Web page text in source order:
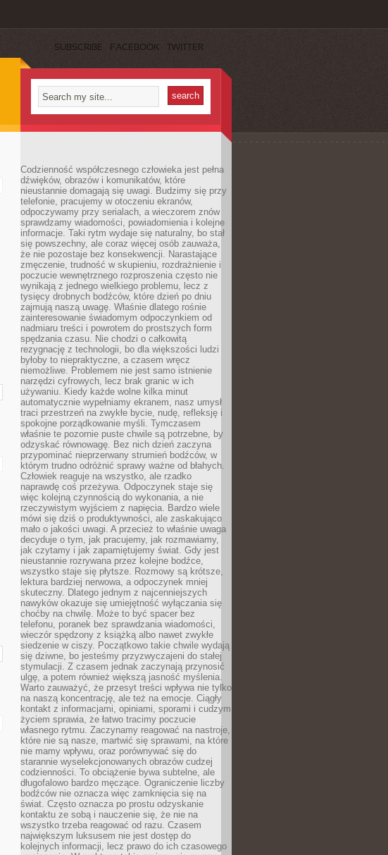
SUBSCRIBE FACEBOOK TWITTER
Codzienność współczesnego człowieka jest pełna
dźwięków, obrazów i komunikatów, które
nieustannie domagają się uwagi. Budzimy się przy
telefonie, pracujemy w otoczeniu ekranów,
odpoczywamy przy serialach, a wieczorem znów
sprawdzamy wiadomości, powiadomienia i kolejne
informacje. Taki rytm wydaje się naturalny, bo stał
się powszechny, ale coraz więcej osób zauważa,
że nie pozostaje bez konsekwencji. Narastające
zmęczenie, trudność w skupieniu, rozdrażnienie i
poczucie wewnętrznego rozproszenia często nie
wynikają z jednego wielkiego problemu, lecz z
tysięcy drobnych bodźców, które dzień po dniu
zajmują naszą uwagę. Właśnie dlatego rośnie
zainteresowanie świadomym odpoczynkiem od
nadmiaru treści i powrotem do prostszych form
spędzania czasu. Nie chodzi o całkowitą
rezygnację z technologii, bo dla większości ludzi
byłoby to niepraktyczne, a czasem wręcz
niemożliwe. Problemem nie jest samo istnienie
narzędzi cyfrowych, lecz brak granic w ich
używaniu. Kiedy każde wolne kilka minut
automatycznie wypełniamy ekranem, nasz umysł
traci przestrzeń na zwykłe bycie, nudę, refleksję i
spokojne porządkowanie myśli. Tymczasem
właśnie te pozornie puste chwile są potrzebne, by
odzyskać równowagę. Bez nich dzień zaczyna
przypominać nieprzerwany strumień bodźców, w
którym trudno odróżnić sprawy ważne od błahych.
Człowiek reaguje na wszystko, ale rzadko
naprawdę coś przeżywa. Odpoczynek staje się
więc kolejną czynnością do wykonania, a nie
rzeczywistym wyjściem z napięcia. Bardzo wiele
mówi się dziś o produktywności, ale zaskakująco
mało o jakości uwagi. A przecież to właśnie uwaga
decyduje o tym, jak pracujemy, jak rozmawiamy,
jak czytamy i jak zapamiętujemy świat. Gdy jest
nieustannie rozrywana przez kolejne bodźce,
wszystko staje się płytsze. Rozmowy są krótsze,
lektura bardziej nerwowa, a odpoczynek mniej
skuteczny. Dlatego jednym z najcenniejszych
nawyków okazuje się umiejętność wyłączania się
choćby na chwilę. Może to być spacer bez
telefonu, poranek bez sprawdzania wiadomości,
wieczór spędzony z książką albo nawet zwykłe
siedzenie w ciszy. Początkowo takie chwile wydają
się dziwne, bo jesteśmy przyzwyczajeni do stałej
stymulacji. Z czasem jednak zaczynają przynosić
ulgę, a potem również większą jasność myślenia.
Warto zauważyć, że przesyt treści wpływa nie tylko
na naszą koncentrację, ale też na emocje. Ciągły
kontakt z informacjami, opiniami, sporami i cudzym
życiem sprawia, że łatwo tracimy poczucie
własnego rytmu. Zaczynamy reagować na nastroje,
które nie są nasze, martwić się sprawami, na które
nie mamy wpływu, oraz porównywać się do
starannie wyselekcjonowanych obrazów cudzej
codzienności. To obciążenie bywa subtelne, ale
długofalowo bardzo męczące. Ograniczenie liczby
bodźców nie oznacza więc zamknięcia się na
świat. Często oznacza po prostu odzyskanie
kontaktu ze sobą i nauczenie się, że nie na
wszystko trzeba reagować od razu. Czasem
największym luksusem nie jest dostęp do
kolejnych informacji, lecz prawo do ich czasowego